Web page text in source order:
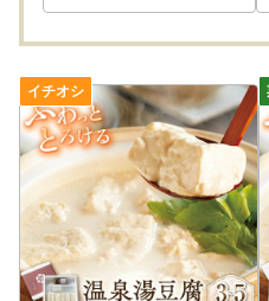
お寄せいただいた個人情報は
品発送に係る確認・連絡、各
のお知らせの広報等に利用す
で使用するものではありませ
最低限の範囲において返礼品
【偽サイトにご注意ください
ふるさと納税サイトの画像や
している悪質なサイトがござ
ふるさと納税は「寄附」です